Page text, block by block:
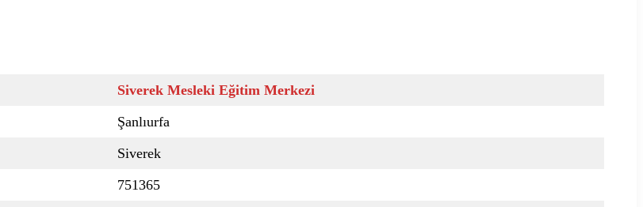
Siverek Mesleki Eğitim Merkezi
Şanlıurfa
Siverek
751365